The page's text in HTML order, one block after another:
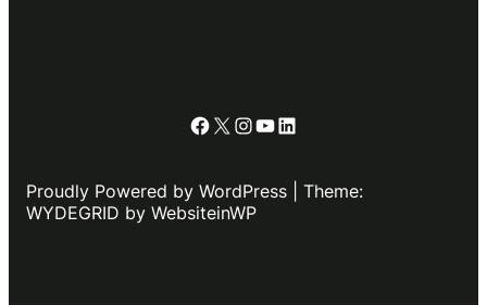
Facebook
X Instagram
YouTube
LinkedIn
Proudly Powered by WordPress | Theme:
WYDEGRID by WebsiteinWP